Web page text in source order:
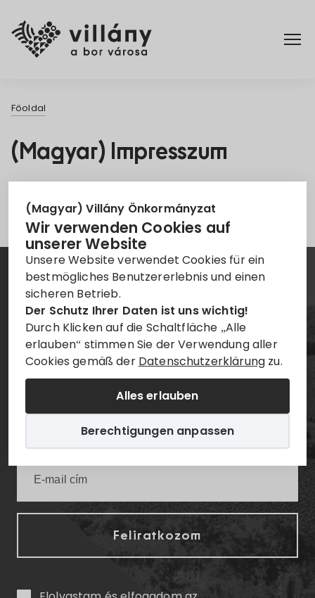
(Magyar) Villány Önkormányzat
Wir verwenden Cookies auf
unserer Website
Unsere Website verwendet Cookies für ein
bestmögliches Benutzererlebnis und einen
sicheren Betrieb.
Der Schutz Ihrer Daten ist uns wichtig!
Durch Klicken auf die Schaltfläche „Alle
erlauben“ stimmen Sie der Verwendung aller
Cookies gemäß der Datenschutzerklärung zu.
Alles erlauben
Berechtigungen anpassen
Rendelettár
Turizmus
Főoldal
(Magyar) Impresszum
Hírlevél
Értesüljön elsőként a legfrissebb villányi
infókról!